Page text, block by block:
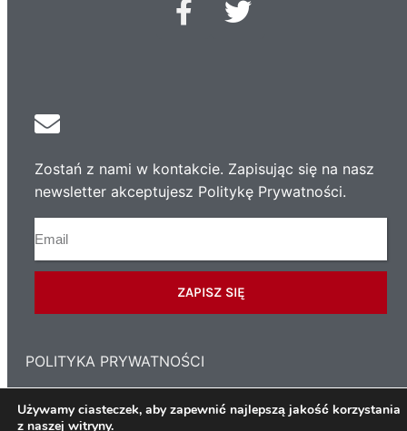
Zostań z nami w kontakcie. Zapisując się na nasz
newsletter akceptujesz Politykę Prywatności.
ZAPISZ SIĘ
POLITYKA PRYWATNOŚCI
Używamy ciasteczek, aby zapewnić najlepszą jakość korzystania
z naszej witryny.